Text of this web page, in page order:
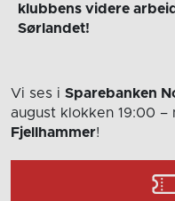
klubbens videre
Sørlandet!
Vi ses i Sparebanken
august klokken 19:00 –
Fjellhammer!